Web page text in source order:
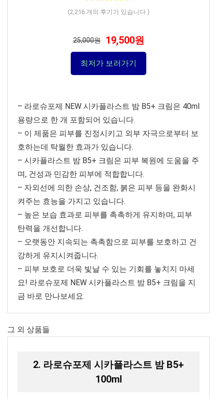
(2,216개의 후기가 있습니다.)
25,000원 19,500원
최저가 보러가기
– 라로슈포제 NEW 시카플라스트 밤 B5+ 크림은 40ml
용량으로 한 개 포함되어 있습니다.
– 이 제품은 피부를 진정시키고 외부 자극으로부터 보
호하는데 탁월한 효과가 있습니다.
– 시카플라스트 밤 B5+ 크림은 피부 복원에 도움을 주
며, 건성과 민감한 피부에 적합합니다.
– 자외선에 의한 손상, 건조함, 붉은 피부 등을 완화시
켜주는 효능을 가지고 있습니다.
– 높은 보습 효과로 피부를 촉촉하게 유지하며, 피부
탄력을 개선합니다.
– 오랫동안 지속되는 촉촉함으로 피부를 보호하고 건
강하게 유지시켜줍니다.
– 피부 보호로 더욱 빛날 수 있는 기회를 놓치지 마세
요! 라로슈포제 NEW 시카플라스트 밤 B5+ 크림을 지
금 바로 만나보세요.
그 외 상품들
2. 라로슈포제 시카플라스트 밤 B5+
100ml